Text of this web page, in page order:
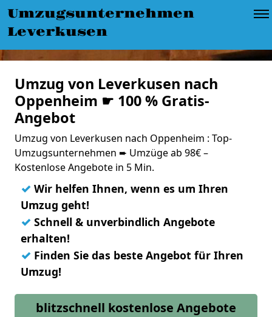
Umzugsunternehmen
Leverkusen
Umzug von Leverkusen nach
Oppenheim ☛ 100 % Gratis-
Angebot
Umzug von Leverkusen nach Oppenheim : Top-
Umzugsunternehmen ➨ Umzüge ab 98€ –
Kostenlose Angebote in 5 Min.
✓ Wir helfen Ihnen, wenn es um Ihren
Umzug geht!
✓ Schnell & unverbindlich Angebote
erhalten!
✓ Finden Sie das beste Angebot für Ihren
Umzug!
blitzschnell kostenlose Angebote